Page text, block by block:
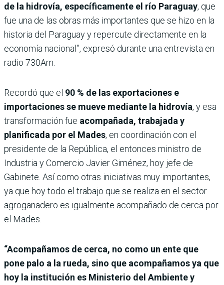
de la hidrovía, específicamente el río Paraguay, que
fue una de las obras más importantes que se hizo en la
historia del Paraguay y repercute directamente en la
economía nacional”, expresó durante una entrevista en
radio 730Am.
Recordó que el 90 % de las exportaciones e
importaciones se mueve mediante la hidrovía, y esa
transformación fue acompañada, trabajada y
planificada por el Mades, en coordinación con el
presidente de la República, el entonces ministro de
Industria y Comercio Javier Giménez, hoy jefe de
Gabinete. Así como otras iniciativas muy importantes,
ya que hoy todo el trabajo que se realiza en el sector
agroganadero es igualmente acompañado de cerca por
el Mades.
“Acompañamos de cerca, no como un ente que
pone palo a la rueda, sino que acompañamos ya que
hoy la institución es Ministerio del Ambiente y